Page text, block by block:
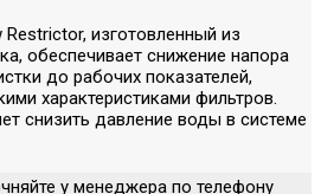
изготовленный из
обеспечивает снижение напора
до рабочих показателей,
характеристиками фильтров.
снизить давление воды в системе
у менеджера по телефону